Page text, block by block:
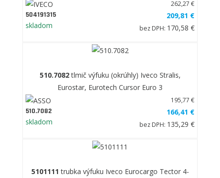
504191315
skladom
262,27 €
209,81 €
bez DPH: 170,58 €
510.7082tlmič výfuku (okrúhly) Iveco Stralis,
Eurostar, Eurotech Cursor Euro 3
510.7082
skladom
195,77 €
166,41 €
bez DPH: 135,29 €
5101111 trubka výfuku Iveco Eurocargo Tector 4-